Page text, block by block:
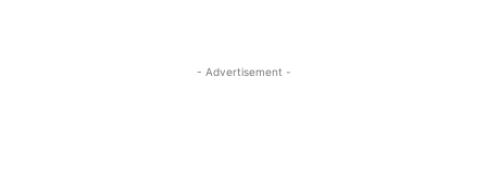
- Advertisement -